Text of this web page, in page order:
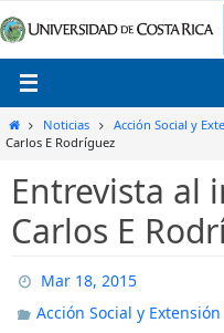
al
contenido
InicioNoticias Acción Social y
Carlos E Rodríguez
Entrevista al
Carlos E
Mar 18, 2015
Acción Social y